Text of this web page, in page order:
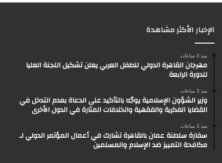
الإخبار الأكثر مشاهدة
منذ 3 ساعات
مهرجان القاهرة الدولي للطفل العربي يعلن تشكيل اللجنة العليا
للدورة الرابعة
منذ 3 ساعات
وزير الشؤون الإسلامية يوجّه بالتأكيد على الدعاة بعدم التدخل في
القضايا الفكرية والفقهية والخلافات المثارة في الدول الأخرى
منذ 3 ساعات
سفارة سلطنة عمان بالقاهرة تشارك في أعمال المؤتمر الدولي لـ
مكافحة التمييز ضد الإسلام والمسلمين